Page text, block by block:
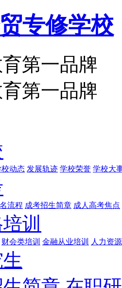
专修学校
第一品牌
第一品牌
校动态 发展轨迹 学校荣誉 学校大
流程 成考招生简章 成人高考焦点
训
财会类培训 金融从业培训 人力资